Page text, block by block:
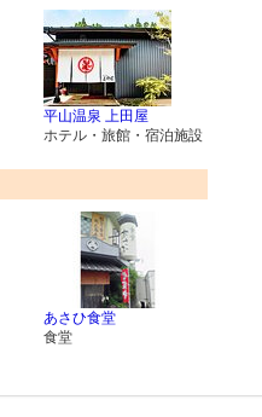
平山温泉 上田屋
ホテル・旅館・宿泊施設
あさひ食堂
食堂